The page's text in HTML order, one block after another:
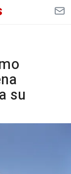
su